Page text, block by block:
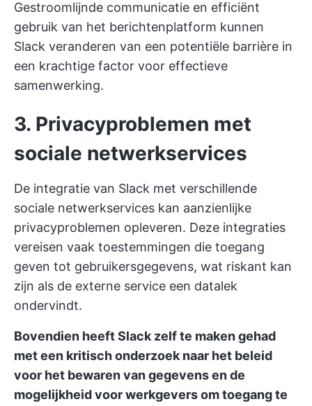
Gestroomlijnde communicatie en efficiënt
gebruik van het berichtenplatform kunnen
Slack veranderen van een potentiële barrière in
een krachtige factor voor effectieve
samenwerking.
3. Privacyproblemen met
sociale netwerkservices
De integratie van Slack met verschillende
sociale netwerkservices kan aanzienlijke
privacyproblemen opleveren. Deze integraties
vereisen vaak toestemmingen die toegang
geven tot gebruikersgegevens, wat riskant kan
zijn als de externe service een datalek
ondervindt.
Bovendien heeft Slack zelf te maken gehad
met een kritisch onderzoek naar het beleid
voor het bewaren van gegevens en de
mogelijkheid voor werkgevers om toegang te